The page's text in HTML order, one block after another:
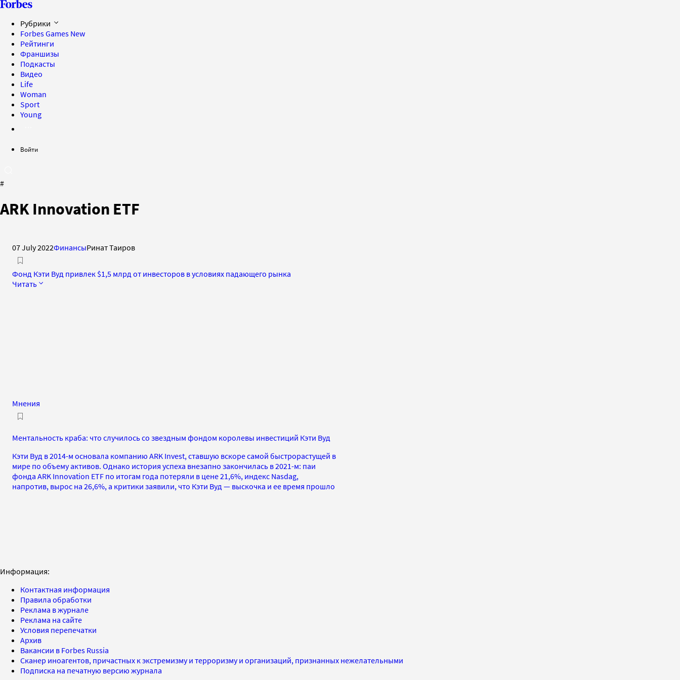
Рубрики
Forbes Games New
Рейтинги
Франшизы
Подкасты
Видео
Life
Woman
Sport
Young
Войти
#
ARK Innovation ETF
07 July 2022ФинансыРинат Таиров
Фонд Кэти Вуд привлек $1,5 млрд от инвесторов в условиях падающего рынка
Читать
Мнения
Ментальность краба: что случилось со звездным фондом королевы инвестиций Кэти Вуд
Кэти Вуд в 2014-м основала компанию ARK Invest, ставшую вскоре самой быстрорастущей в
мире по объему активов. Однако история успеха внезапно закончилась в 2021-м: паи
фонда ARK Innovation ETF по итогам года потеряли в цене 21,6%, индекс Nasdag,
напротив, вырос на 26,6%, а критики заявили, что Кэти Вуд — выскочка и ее время прошло
Информация:
Контактная информация
Правила обработки
Реклама в журнале
Реклама на сайте
Условия перепечатки
Архив
Вакансии в Forbes Russia
Сканер иноагентов, причастных к экстремизму и терроризму и организаций, признанных нежелательными
Подписка на печатную версию журнала